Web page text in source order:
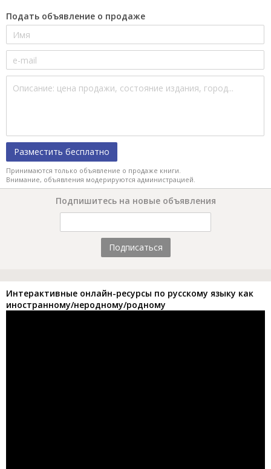
Подать объявление о продаже
Разместить бесплатно
Принимаются только объявление о продаже книги.
Внимание, объявления модерируются администрацией.
Подпишитесь на новые объявления
Подписаться
Интерактивные онлайн-ресурсы по русскому языку как
иностранному/неродному/родному